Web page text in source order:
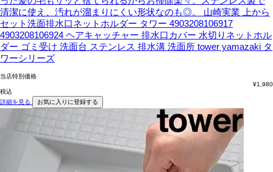
清潔に使え、汚れが溜まりにくい形状なのも◎。
山崎実業 上から
セット洗面排水口ネットホルダー タワー 4903208106917
4903208106924 ヘアキャッチャー 排水口カバー 水切りネットホル
ダー ゴミ受け 洗面台 ステンレス 排水溝 洗面所 tower yamazaki タ
ワーシリーズ
当店特別価格
¥1,980
税込
詳細を見る
お気に入りに登録する